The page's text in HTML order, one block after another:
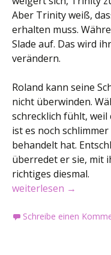
Aber Trinity weiß,
erhalten muss.
Slade auf. Das wird
verändern.
Roland kann seine
nicht überwinden.
schrecklich fühlt,
ist es noch
behandelt hat.
überredet er sie, mit
richtiges diesmal.
Buchvorstellung:
weiterlesen →
Schreibe einen